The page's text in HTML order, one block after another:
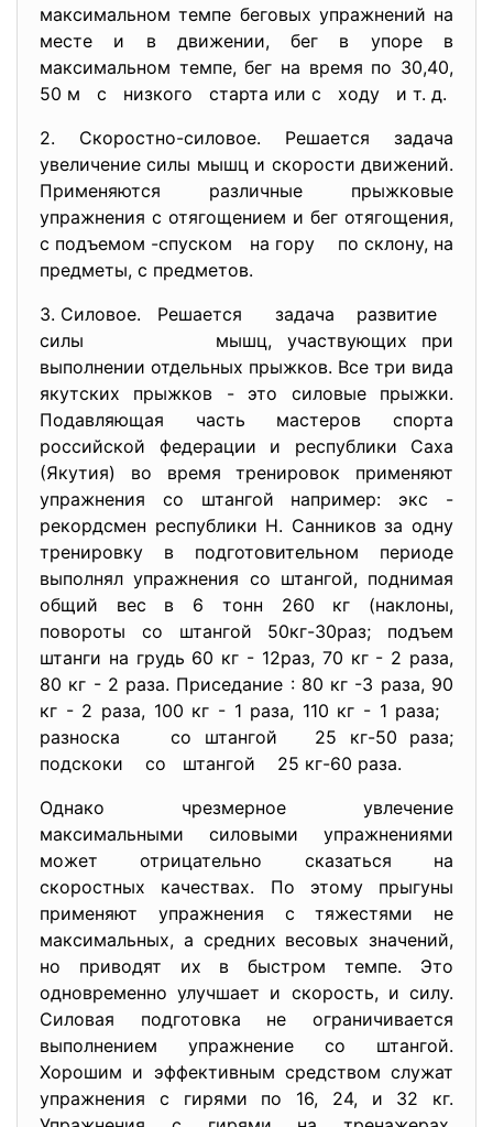
максимальном темпе беговых упражнений на
месте и в движении, бег в упоре в
максимальном темпе, бег на время по 30,40,
50 м с низкого старта или с ходу и т. д.
2. Скоростно-силовое. Решается задача
увеличение силы мышц и скорости движений.
Применяются различные прыжковые
упражнения с отягощением и бег отягощения,
с подъемом -спуском на гору по склону, на
предметы, с предметов.
3. Силовое. Решается задача развитие
силы мышц, участвующих при
выполнении отдельных прыжков. Все три вида
якутских прыжков - это силовые прыжки.
Подавляющая часть мастеров спорта
российской федерации и республики Саха
(Якутия) во время тренировок применяют
упражнения со штангой например: экс -
рекордсмен республики Н. Санников за одну
тренировку в подготовительном периоде
выполнял упражнения со штангой, поднимая
общий вес в 6 тонн 260 кг (наклоны,
повороты со штангой 50кг-30раз; подъем
штанги на грудь 60 кг - 12раз, 70 кг - 2 раза,
80 кг - 2 раза. Приседание : 80 кг -3 раза, 90
кг - 2 раза, 100 кг - 1 раза, 110 кг - 1 раза;
разноска со штангой 25 кг-50 раза;
подскоки со штангой 25 кг-60 раза.
Однако чрезмерное увлечение
максимальными силовыми упражнениями
может отрицательно сказаться на
скоростных качествах. По этому прыгуны
применяют упражнения с тяжестями не
максимальных, а средних весовых значений,
но приводят их в быстром темпе. Это
одновременно улучшает и скорость, и силу.
Силовая подготовка не ограничивается
выполнением упражнение со штангой.
Хорошим и эффективным средством служат
упражнения с гирями по 16, 24, и 32 кг.